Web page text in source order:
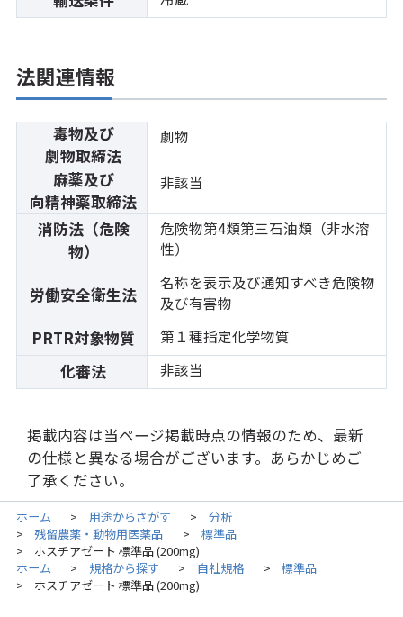
法関連情報
毒物及び
劇物取締法
劇物
麻薬及び
向精神薬取締法
非該当
消防法（危険
物）
危険物第4類第三石油類（非水溶
性）
労働安全衛生法
名称を表示及び通知すべき危険物
及び有害物
PRTR対象物質 第１種指定化学物質
化審法 非該当
掲載内容は当ページ掲載時点の情報のため、最新
の仕様と異なる場合がございます。あらかじめご
了承ください。
ホーム > 用途からさがす > 分析
> 残留農薬・動物用医薬品 > 標準品
>
ホスチアゼート 標準品 (200mg)
ホーム
> 規格から探す > 自社規格 > 標準品
> ホスチアゼート 標準品 (200mg)